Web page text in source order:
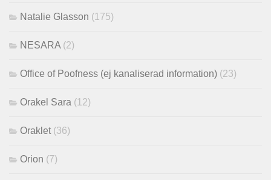
Natalie Glasson (175)
NESARA (2)
Office of Poofness (ej kanaliserad information) (23)
Orakel Sara (12)
Oraklet (36)
Orion (7)